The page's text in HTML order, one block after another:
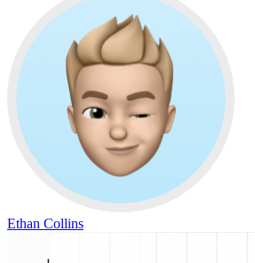
Ethan Collins